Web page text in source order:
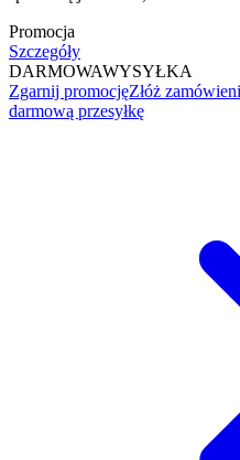
Promocja
Szczegóły
DARMOWAWYSYŁKA
Zgarnij promocjęZłóż
darmową przesyłkę